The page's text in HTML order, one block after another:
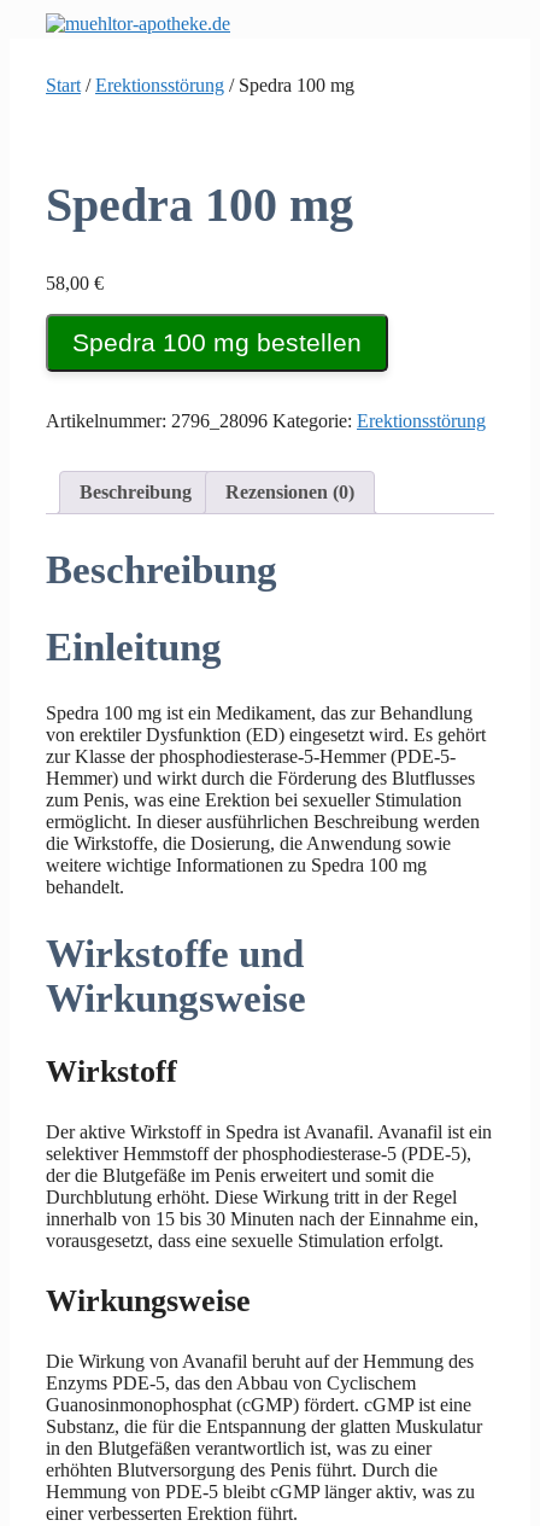
Start /Erektionsstörung / Spedra 100 mg
Spedra 100 mg
58,00 €
Spedra 100 mg bestellen
Artikelnummer: 2796_28096 Kategorie: Erektionsstörung
Beschreibung Rezensionen (0)
Beschreibung
Einleitung
Spedra 100 mg ist ein Medikament, das zur Behandlung
von erektiler Dysfunktion (ED) eingesetzt wird. Es gehört
zur Klasse der phosphodiesterase-5-Hemmer (PDE-5-
Hemmer) und wirkt durch die Förderung des Blutflusses
zum Penis, was eine Erektion bei sexueller Stimulation
ermöglicht. In dieser ausführlichen Beschreibung werden
die Wirkstoffe, die Dosierung, die Anwendung sowie
weitere wichtige Informationen zu Spedra 100 mg
behandelt.
Wirkstoffe und
Wirkungsweise
Wirkstoff
Der aktive Wirkstoff in Spedra ist Avanafil. Avanafil ist ein
selektiver Hemmstoff der phosphodiesterase-5 (PDE-5),
der die Blutgefäße im Penis erweitert und somit die
Durchblutung erhöht. Diese Wirkung tritt in der Regel
innerhalb von 15 bis 30 Minuten nach der Einnahme ein,
vorausgesetzt, dass eine sexuelle Stimulation erfolgt.
Wirkungsweise
Die Wirkung von Avanafil beruht auf der Hemmung des
Enzyms PDE-5, das den Abbau von Cyclischem
Guanosinmonophosphat (cGMP) fördert. cGMP ist eine
Substanz, die für die Entspannung der glatten Muskulatur
in den Blutgefäßen verantwortlich ist, was zu einer
erhöhten Blutversorgung des Penis führt. Durch die
Hemmung von PDE-5 bleibt cGMP länger aktiv, was zu
einer verbesserten Erektion führt.